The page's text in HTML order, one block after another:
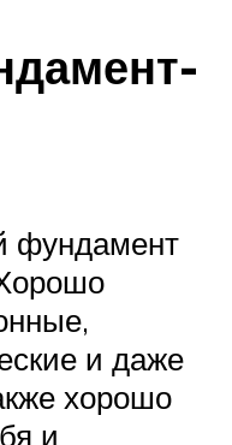
фундамент
и даже
хорошо
и